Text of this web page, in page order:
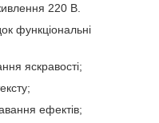
220 В.
функціональні
яскравості;
ефектів;